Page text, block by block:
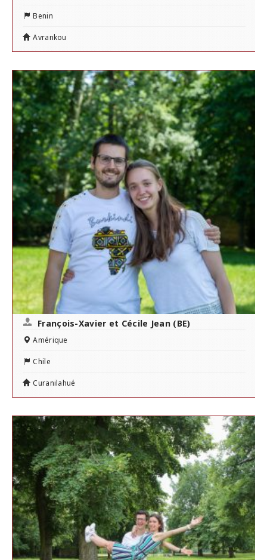
Benin
Avrankou
François-Xavier et Cécile Jean (BE)
Amérique
Chile
Curanilahué